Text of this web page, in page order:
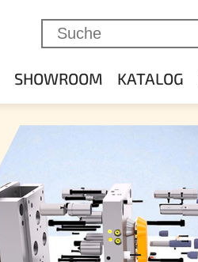
SHOWROOM KATALOG